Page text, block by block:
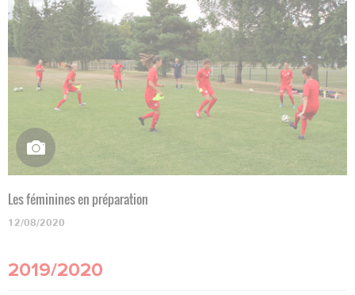
Les féminines en préparation
12/08/2020
2019/2020